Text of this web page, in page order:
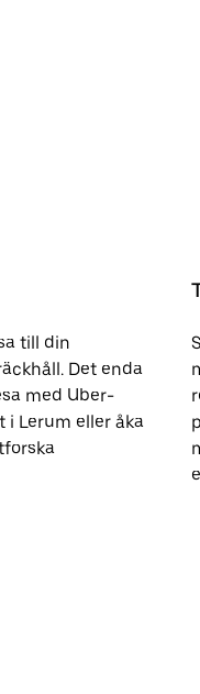
till din
Det enda
med Uber-
i Lerum eller åka